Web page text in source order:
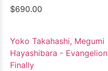
$690.00
Yoko Takahashi, Megumi
Hayashibara - Evangelion
Finally